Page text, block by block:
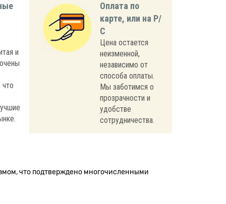
и
что
Оплата по
карте, или на Р/
С
Цена остается
неизменной,
независимо от
способа оплаты.
Мы заботимся о
прозрачности и
удобстве
сотрудничества.
что подтверждено многочисленными